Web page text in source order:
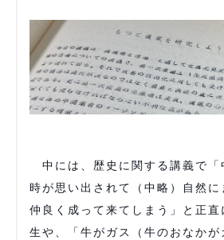
中には、歴史に関する講義で「
時が思い出されて（中略）自然
仲良く成って来てしまう」と正
生や、「牛がガス（牛のおなかが